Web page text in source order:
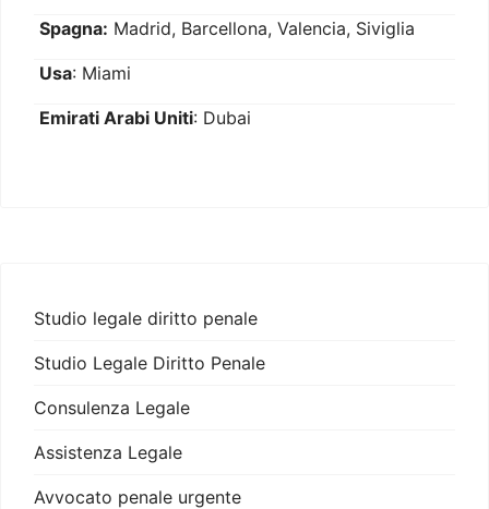
Spagna: Madrid, Barcellona, Valencia, Siviglia
Usa: Miami
Emirati Arabi Uniti: Dubai
Studio legale diritto penale
Studio Legale Diritto Penale
Consulenza Legale
Assistenza Legale
Avvocato penale urgente